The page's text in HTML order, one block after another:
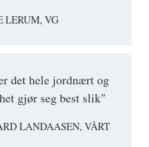
LERUM, VG
det hele jordnært og
gjør seg best slik"
LANDAASEN, VÅRT